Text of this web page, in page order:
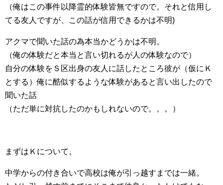
（俺はこの事件以降霊的体験皆無ですので。それと信用し
てる友人ですが、この話が信用できるかは不明)
アクマで聞いた話の為本当かどうかは不明。
（俺の体験だと本当と言い切れるが人の体験なので）
自分の体験をＳ区出身の友人に話したところ彼が（仮にＫ
とする）俺に酷似するような体験があると言い出したので
聞いた話
（ただ単に対抗したのかもしれないので。。。）
まずはＫについて。
中学からの付き合いで高校は俺が引っ越すまでは一緒。